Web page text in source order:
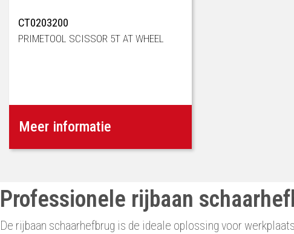
CT0203200
PRIMETOOL SCISSOR 5T AT WHEEL
Meer informatie
Professionele rijbaan
De rijbaan schaarhefbrug is de ideale oplossing voor